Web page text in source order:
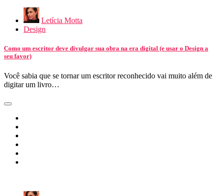
Letícia Motta
Design
Como um escritor deve divulgar sua obra na era digital (e usar o Design a
seu favor)
Você sabia que se tornar um escritor reconhecido vai muito além de
digitar um livro…